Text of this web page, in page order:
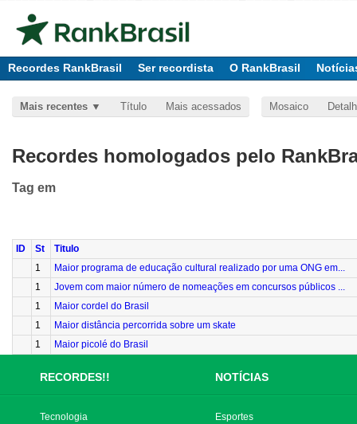
Recordes RankBrasil Ser recordista O RankBrasil
Mais recentes Título Mais acessados Mosaico
Recordes homologados pelo
Tag em
ID St
Titulo
1
Maior programa de educação cultural realizado por uma ONG em...
1
Jovem com maior número de nomeações em concursos públicos ...
1
Maior cordel do Brasil
1
Maior distância percorrida sobre um skate
1
Maior picolé do Brasil
RECORDES!! NOTÍCIAS
Tecnologia
Esportes